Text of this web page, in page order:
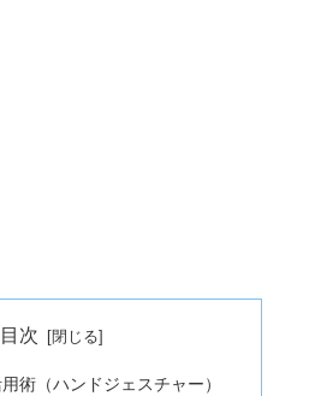
目次
術（ハンドジェスチャー）